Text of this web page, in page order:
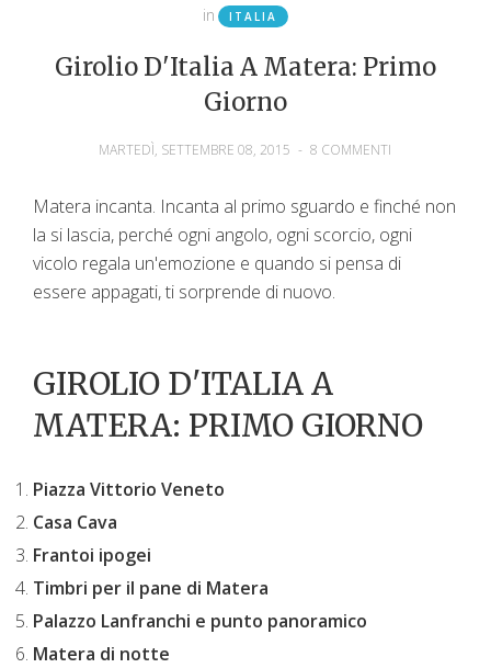
in ITALIA
Girolio D'Italia A Matera: Primo
Giorno
MARTEDÌ, SETTEMBRE 08, 2015 - 8 COMMENTI
Matera incanta. Incanta al primo sguardo e finché non
la si lascia, perché ogni angolo, ogni scorcio, ogni
vicolo regala un'emozione e quando si pensa di
essere appagati, ti sorprende di nuovo.
GIROLIO D'ITALIA A
MATERA: PRIMO GIORNO
Piazza Vittorio Veneto
Casa Cava
Frantoi ipogei
Timbri per il pane di Matera
Palazzo Lanfranchi e punto panoramico
Matera di notte